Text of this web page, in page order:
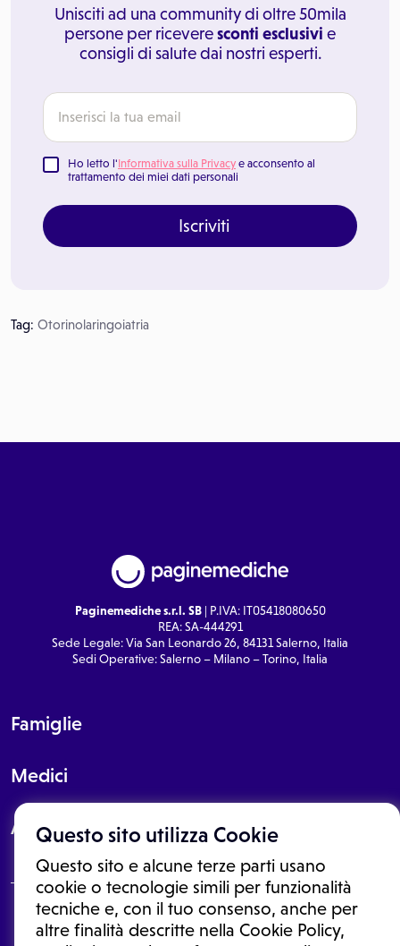
Questo sito utilizza Cookie
Questo sito e alcune terze parti usano
cookie o tecnologie simili per funzionalità
tecniche e, con il tuo consenso, anche per
altre finalità descritte nella Cookie Policy,
Unisciti ad una community di oltre 50mila
persone per riceveresconti esclusivi e
consigli di salute dai nostri esperti.
Ho letto l'Informativa sulla Privacy e acconsento al
trattamento dei miei dati personali
Iscriviti
Tag: Otorinolaringoiatria
Paginemediche s.r.l. SB| P.IVA: IT05418080650
REA: SA-444291
Sede Legale: Via San Leonardo 26, 84131 Salerno, Italia
Sedi Operative: Salerno – Milano – Torino, Italia
Famiglie
Medici
About
Le informazioni proposte in questo sito non sono un consulto medico.
In nessun caso, queste informazioni sostituiscono un consulto, una